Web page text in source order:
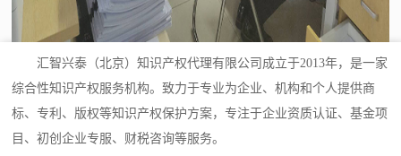
汇智兴泰（北京）知识产权代理有限公司成立于2013年，是一家
综合性知识产权服务机构。致力于专业为企业、机构和个人提供商
标、专利、版权等知识产权保护方案，专注于企业资质认证、基金项
目、初创企业专服、财税咨询等服务。